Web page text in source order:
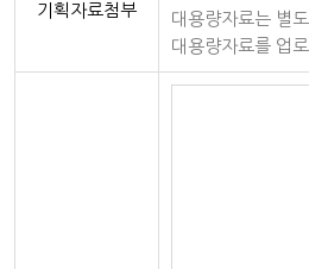
기획자료첨부
대용량자료는 별
대용량자료를 업